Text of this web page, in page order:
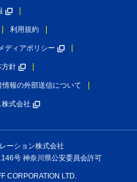
利用規約
ディアポリシー
方針
情報の外部送信について
式会社
ーション株式会社
号 神奈川県公安委員会許可
CORPORATION LTD.